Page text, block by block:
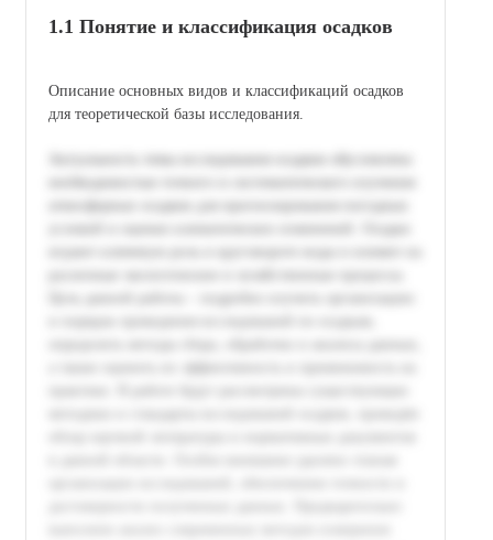
1.1 Понятие и классификация осадков
Описание основных видов и классификаций осадков
для теоретической базы исследования.